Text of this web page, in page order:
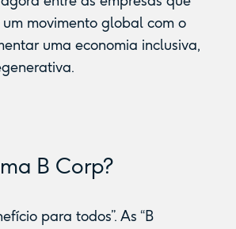
movimento global com o
uma economia inclusiva,
B Corp?
para todos”. As “B